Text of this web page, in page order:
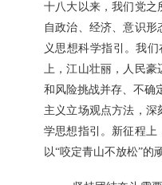
十八大以来，我们党之
自政治、经济、意识
义思想科学指引。我
上，江山壮丽，人民豪
和风险挑战并存、不确
主义立场观点方法，
学思想指引。新征程上
以“咬定青山不放松”的